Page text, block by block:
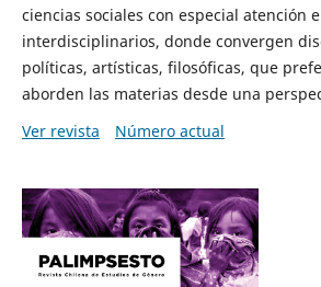
ciencias sociales con especial atención
interdisciplinarios, donde convergen
políticas, artísticas, filosóficas, que
aborden las materias desde una
Ver revista
Número actual